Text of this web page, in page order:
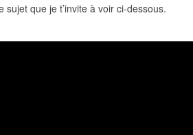
sujet que je t’invite à voir ci-dessous.